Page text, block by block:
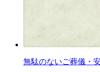
無駄のないご葬儀・